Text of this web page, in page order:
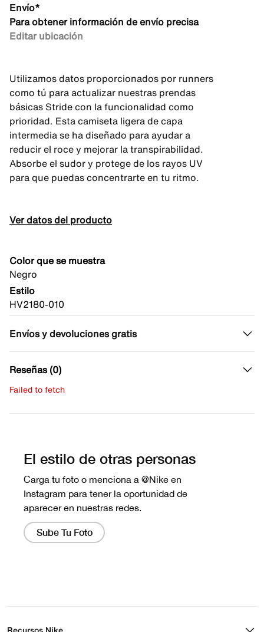
Envío*
Para obtener información de envío precisa
Editar ubicación
Utilizamos datos proporcionados por runners
como tú para actualizar nuestras prendas
básicas Stride con la funcionalidad como
prioridad. Esta camiseta ligera de capa
intermedia se ha diseñado para ayudar a
reducir el roce y mejorar la transpirabilidad.
Absorbe el sudor y protege de los rayos UV
para que puedas concentrarte en tu ritmo.
Ver datos del producto
Color que se muestra
Negro
Estilo
HV2180-010
Envíos y devoluciones gratis
Reseñas (0)
Failed to fetch